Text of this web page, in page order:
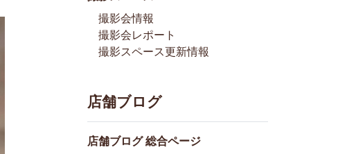
撮影会情報
撮影会レポート
撮影スペース更新情報
店舗ブログ
店舗ブログ 総合ページ